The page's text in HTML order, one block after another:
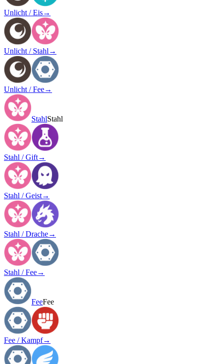
Unlicht / Eis→
Unlicht / Stahl →
Unlicht / Fee→
StahlStahl
Stahl / Gift→
Stahl / Geist→
Stahl / Drache→
Stahl / Fee→
FeeFee
Fee / Kampf→